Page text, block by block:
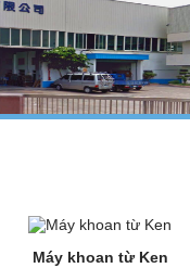
Máy khoan từ Ken